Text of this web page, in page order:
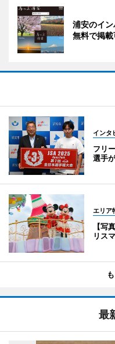
浦安のイ
無料で掲
インタ
フリ
選手
エリア
【写
リス
最